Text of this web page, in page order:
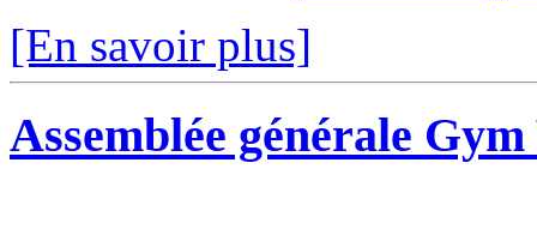
[En savoir plus]
Assemblée générale